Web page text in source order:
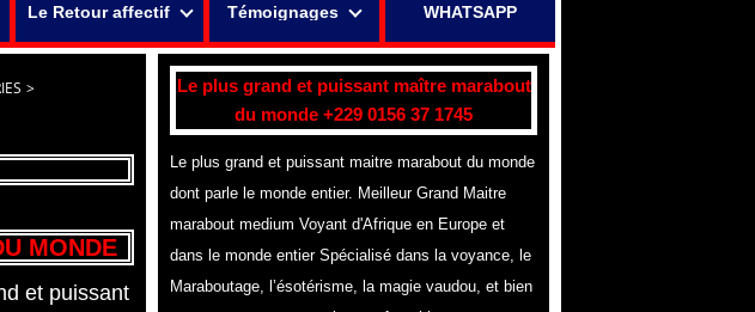
Le Retour affectif Témoignages WHATSAPP
>
MONDE
et puissant
Le plus grand et puissant maître marabout
du monde +229 0156 37 1745
Le plus grand et puissant maitre marabout du monde
dont parle le monde entier. Meilleur Grand Maitre
marabout medium Voyant d'Afrique en Europe et
dans le monde entier Spécialisé dans la voyance, le
Maraboutage, l’ésotérisme, la magie vaudou, et bien